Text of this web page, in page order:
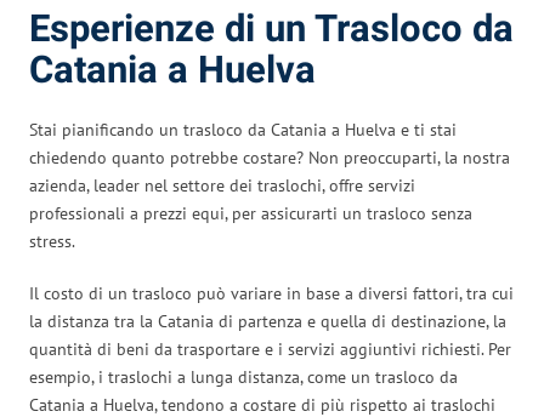
Esperienze di un Trasloco da
Catania a Huelva
Stai pianificando un trasloco da Catania a Huelva e ti stai
chiedendo quanto potrebbe costare? Non preoccuparti, la nostra
azienda, leader nel settore dei traslochi, offre servizi
professionali a prezzi equi, per assicurarti un trasloco senza
stress.
Il costo di un trasloco può variare in base a diversi fattori, tra cui
la distanza tra la Catania di partenza e quella di destinazione, la
quantità di beni da trasportare e i servizi aggiuntivi richiesti. Per
esempio, i traslochi a lunga distanza, come un trasloco da
Catania a Huelva, tendono a costare di più rispetto ai traslochi